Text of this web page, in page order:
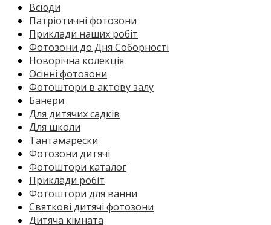
Всюди
Патріотичні фотозони
Приклади наших робіт
Фотозони до Дня Соборності
Новорічна колекція
Осінні фотозони
Фотоштори в актову залу
Банери
Для дитячих садків
Для школи
Тантамарески
Фотозони дитячі
Фотоштори каталог
Приклади робіт
Фотоштори для ванни
Святкові дитячі фотозони
Дитяча кімната